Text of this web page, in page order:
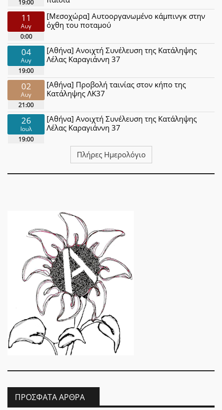
19:00
11
Αυγ
0:00
[Μεσοχώρα] Αυτοοργανωμένο κάμπινγκ στην
όχθη του ποταμού
04
Αυγ
19:00
[Αθήνα] Ανοιχτή Συνέλευση της Κατάληψης
Λέλας Καραγιάννη 37
02
Αυγ
21:00
[Αθήνα] Προβολή ταινίας στον κήπο της
Κατάληψης ΛΚ37
26
Ιουλ
19:00
[Αθήνα] Ανοιχτή Συνέλευση της Κατάληψης
Λέλας Καραγιάννη 37
Πλήρες Ημερολόγιο
ΠΡΌΣΦΑΤΑ ΆΡΘΡΑ